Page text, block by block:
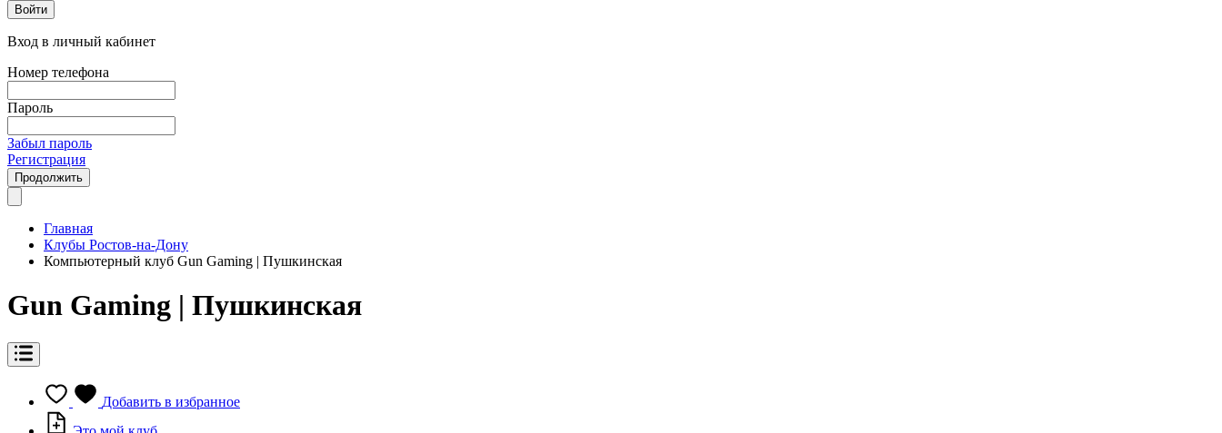
Войти
Вход в личный кабинет
Номер телефона
Пароль
Забыл пароль
Регистрация
Продолжить
Главная
Клубы Ростов-на-Дону
Компьютерный клуб Gun Gaming | Пушкинская
Gun Gaming | Пушкинская
Добавить в избранное